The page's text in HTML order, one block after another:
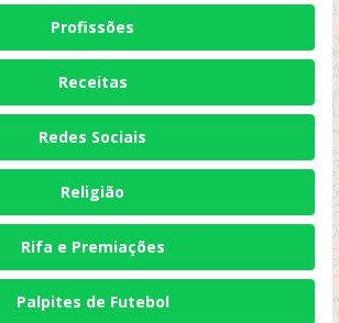
Profissões
Receitas
Redes Sociais
Religião
Rifa e Premiações
Palpites de Futebol